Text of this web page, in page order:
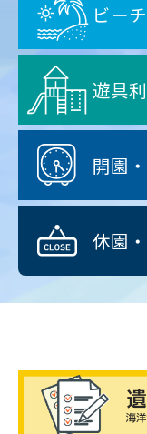
ビー
遊具
開園
休園